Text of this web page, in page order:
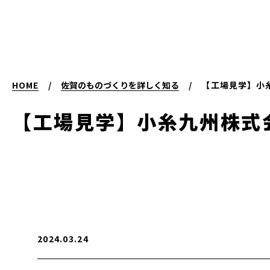
HOME / 佐賀のものづくりを詳しく知る / 【工場見学】
【工場見学】小糸九州株式
2024.03.24